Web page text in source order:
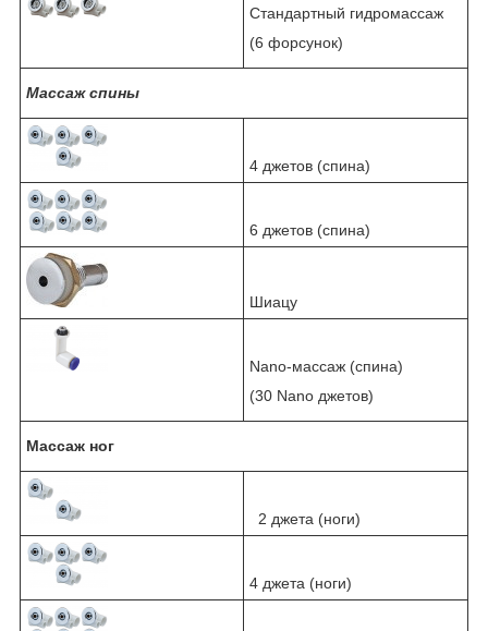
Стандартный гидромассаж
(6 форсунок)
Массаж спины
4 джетов (спина)
6 джетов (спина)
Шиацу
Nano-массаж (спина)
(30 Nano джетов)
Массаж ног
2 джета (ноги)
4 джета (ноги)